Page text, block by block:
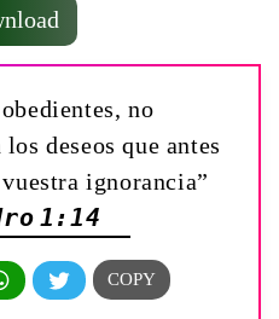
no
deseos que antes
ignorancia”
1:14